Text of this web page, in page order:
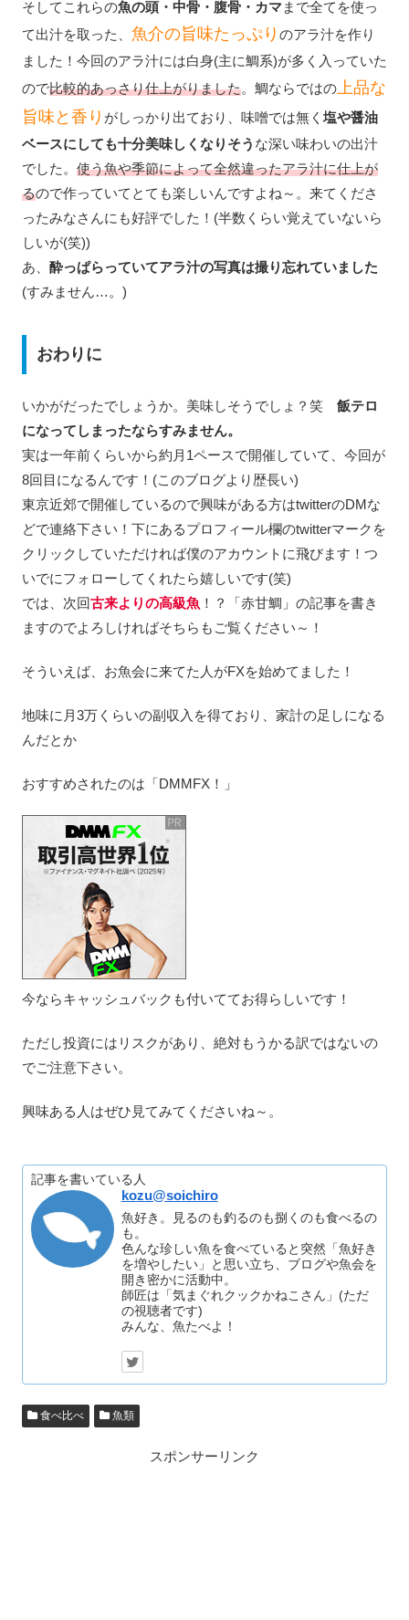
そしてこれらの魚の頭・中骨・腹骨・カマまで全てを使っ
て出汁を取った、 魚介の旨味たっぷり のアラ汁を作り
ました！今回のアラ汁には白身(主に鯛系)が多く入っていた
ので比較的あっさり仕上がりました。鯛ならではの 上品な
旨味と香り がしっかり出ており、味噌では無く 塩や醤油
ベースにしても十分美味しくなりそう な深い味わいの出汁
でした。 使う魚や季節によって全然違ったアラ汁に仕上が
るので作っていてとても楽しいんですよね～。来てくださ
ったみなさんにも好評でした！(半数くらい覚えていないら
しいが(笑))
あ、 酔っぱらっていてアラ汁の写真は撮り忘れていました
(すみません…。)
おわりに
いかがだったでしょうか。美味しそうでしょ？笑 飯テロ
になってしまったならすみません。
実は一年前くらいから約月1ペースで開催していて、今回が
8回目になるんです！(このブログより歴長い)
東京近郊で開催しているので興味がある方はtwitterのDMな
どで連絡下さい！下にあるプロフィール欄のtwitterマークを
クリックしていただければ僕のアカウントに飛びます！つ
いでにフォローしてくれたら嬉しいです(笑)
では、次回古来よりの高級魚 ！？「赤甘鯛」の記事を書き
ますのでよろしければそちらもご覧ください～！
そういえば、お魚会に来てた人がFXを始めてました！
地味に月3万くらいの副収入を得ており、家計の足しになる
んだとか
おすすめされたのは「DMMFX！」
今ならキャッシュバックも付いててお得らしいです！
ただし投資にはリスクがあり、絶対もうかる訳ではないの
でご注意下さい。
興味ある人はぜひ見てみてくださいね～。
記事を書いている人
kozu@soichiro
魚好き。見るのも釣るのも捌くのも食べるの
も。
色んな珍しい魚を食べていると突然「魚好き
を増やしたい」と思い立ち、ブログや魚会を
開き密かに活動中。
師匠は「気まぐれクックかねこさん」(ただ
の視聴者です)
みんな、魚たべよ！
食べ比べ 魚類
スポンサーリンク